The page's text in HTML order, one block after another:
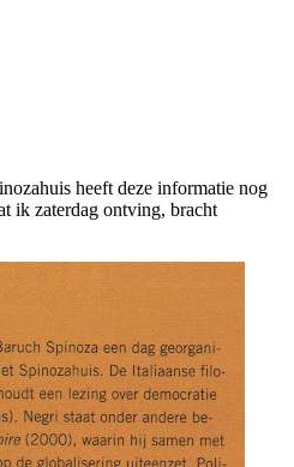
heeft deze informatie nog
ik zaterdag ontving, bracht